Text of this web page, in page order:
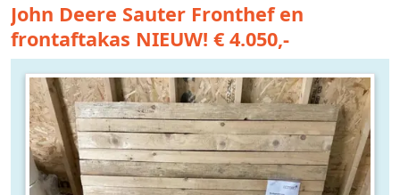
John Deere Sauter Fronthef en
frontaftakas NIEUW! € 4.050,-